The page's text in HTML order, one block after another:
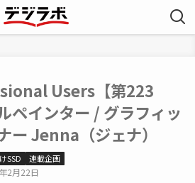
Users【第223
ペインター / グラフィッ
ー Jenna（ジェナ）
SSD 連載企画
2月22日